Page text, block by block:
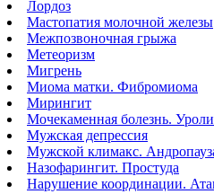
Лордоз
Мастопатия молочной железы
Межпозвоночная грыжа
Метеоризм
Мигрень
Миома матки. Фибромиома
Мирингит
Мочекаменная болезнь.
Мужская депрессия
Мужской климакс.
Назофарингит. Простуда
Нарушение координации.